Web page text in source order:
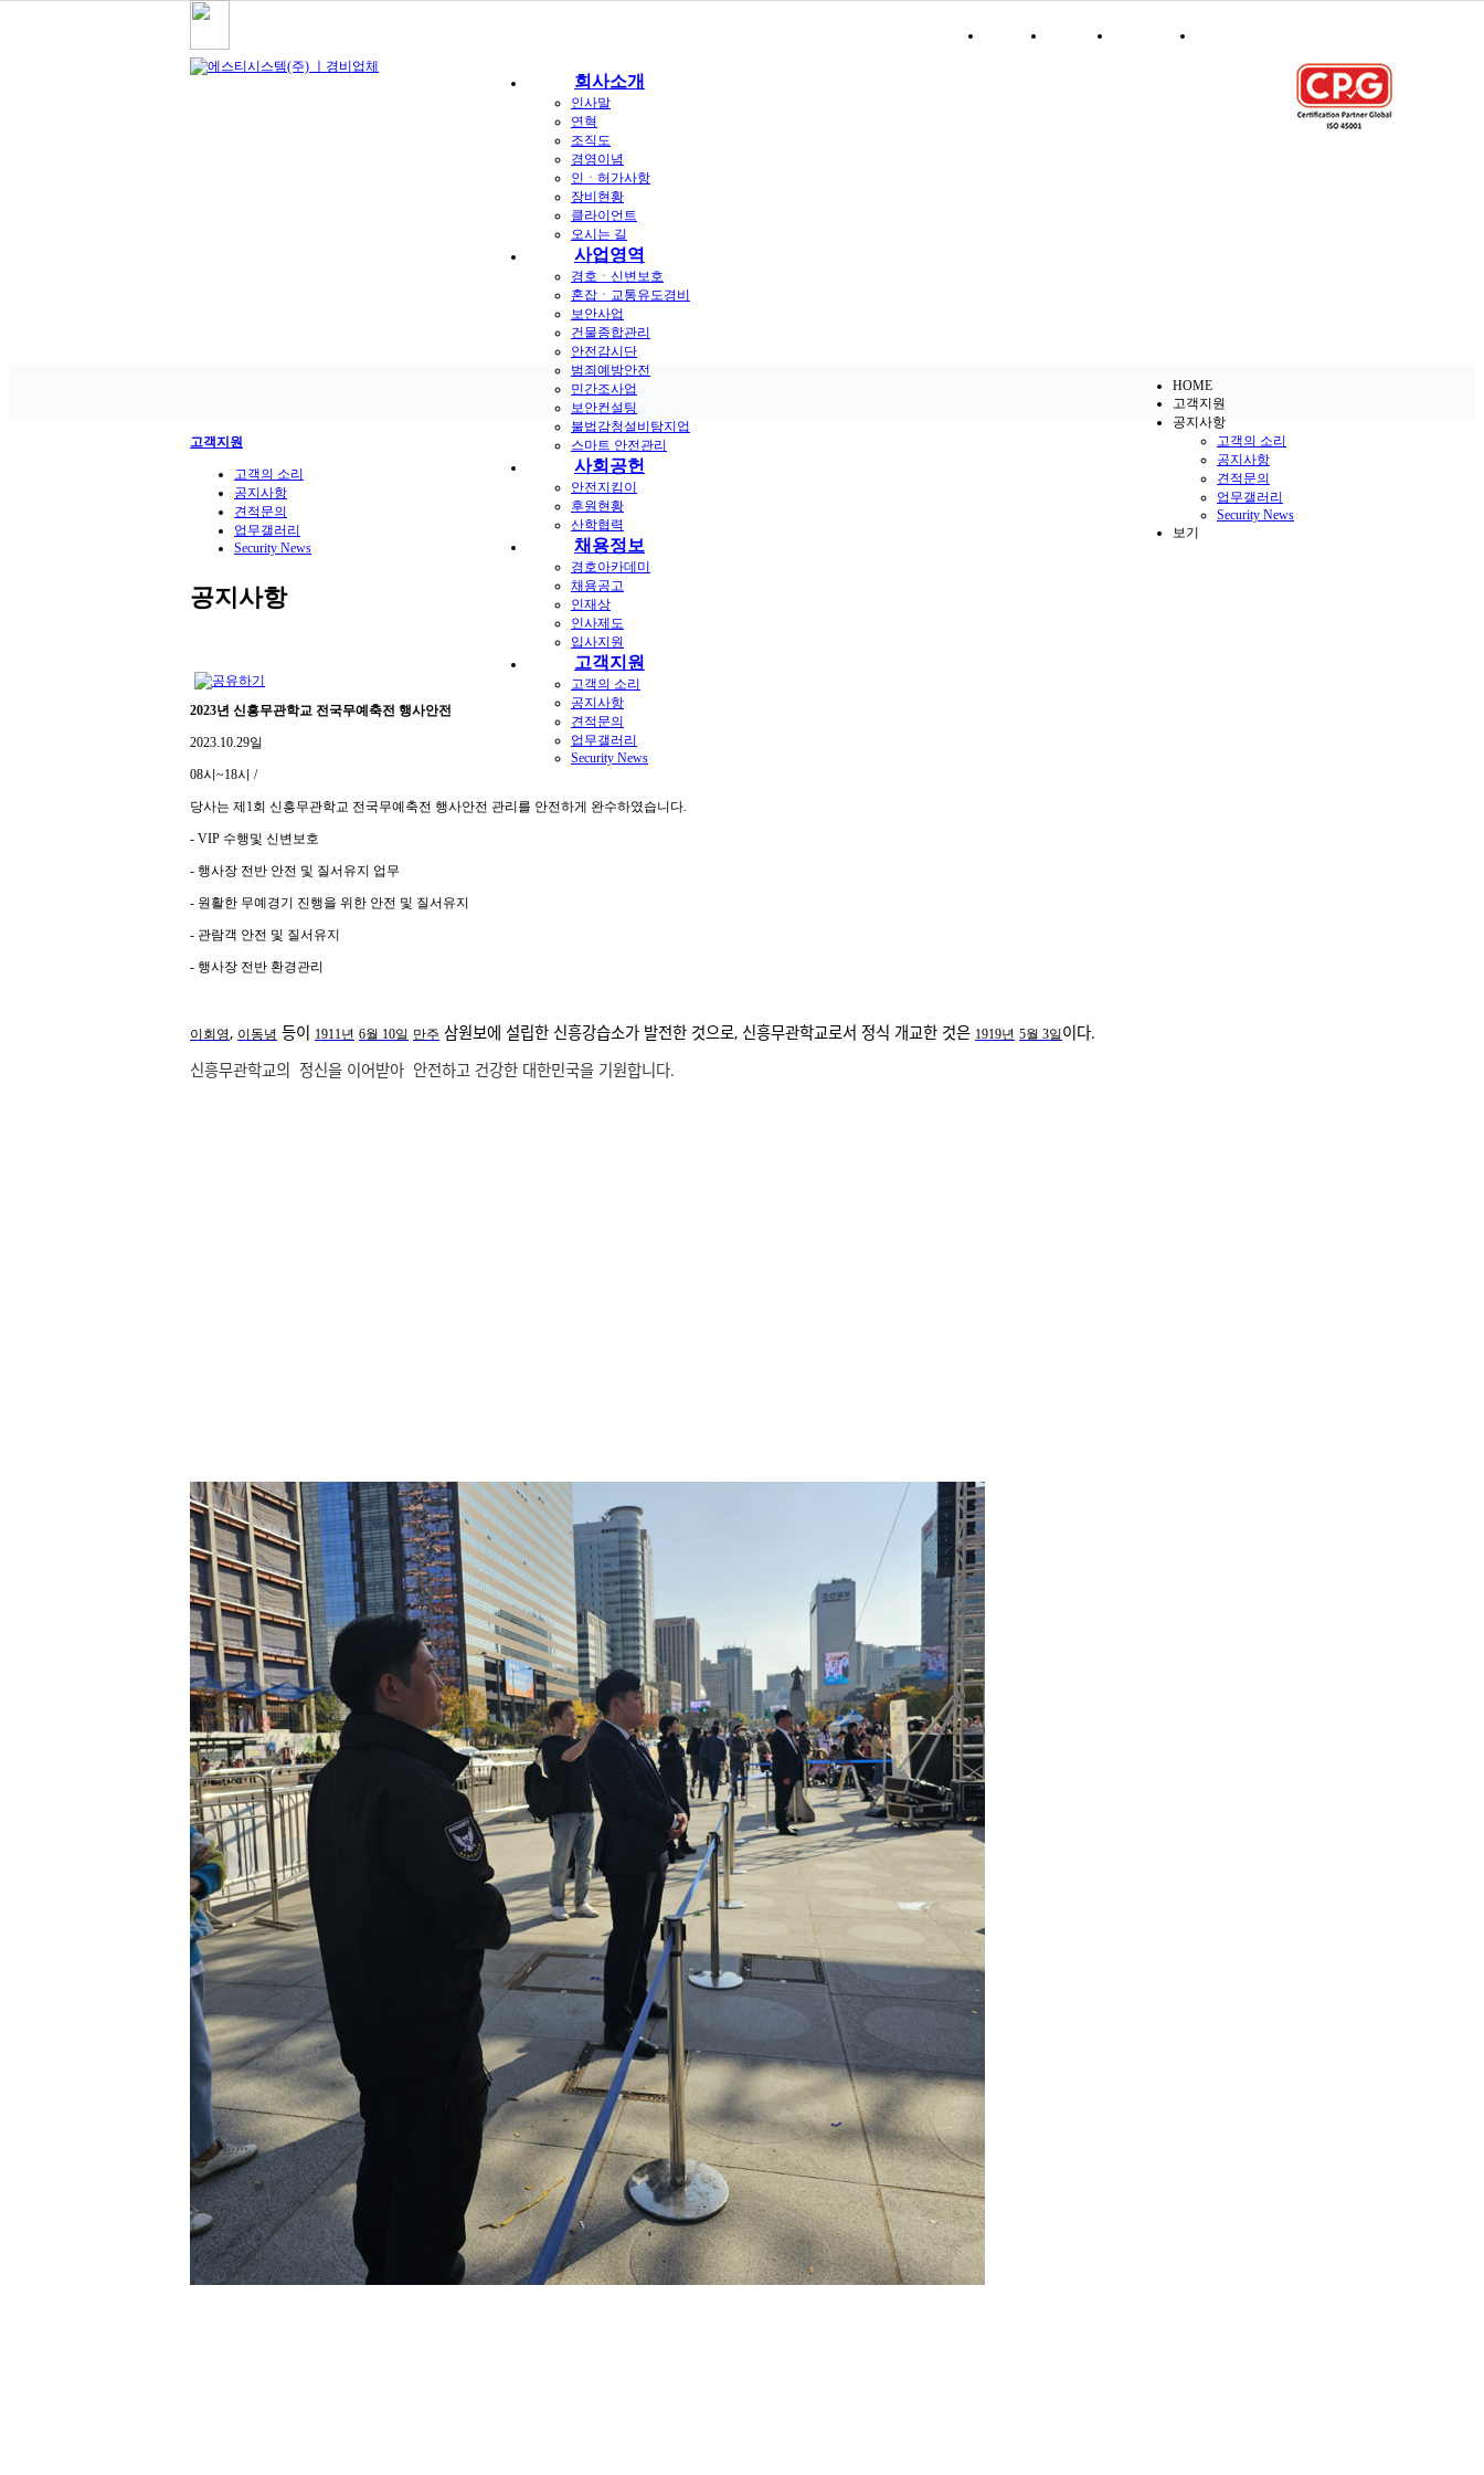
HOME LOGIN SITEMAP
회사소개
인사말
연혁
조직도
경영이념
인ㆍ허가사항
장비현황
클라이언트
오시는 길
사업영역
경호ㆍ신변보호
혼잡ㆍ교통유도경비
보안사업
건물종합관리
안전감시단
범죄예방안전
민간조사업
보안컨설팅
불법감청설비탐지업
스마트 안전관리
사회공헌
안전지킴이
후원현황
산학협력
채용정보
경호아카데미
채용공고
인재상
인사제도
입사지원
고객지원
고객의 소리
공지사항
견적문의
업무갤러리
Security News
기업을 한다는 건 자신의 철학을 삶으로 꽃피우는 것이다.
HOME
고객지원
공지사항
고객의 소리
공지사항
견적문의
업무갤러리
Security News
보기
고객지원
고객의 소리
공지사항
견적문의
업무갤러리
Security News
공지사항
2023년 신흥무관학교 전국무예축전 행사안전
2023.10.29일
08시~18시 /
당사는 제1회 신흥무관학교 전국무예축전 행사안전 관리를 안전하게 완수하였습니다.
- VIP 수행및 신변보호
- 행사장 전반 안전 및 질서유지 업무
- 원활한 무예경기 진행을 위한 안전 및 질서유지
- 관람객 안전 및 질서유지
- 행사장 전반 환경관리
이회영, 이동녕 등이 1911년 6월 10일 만주 삼원보에 설립한 신흥강습소가 발전한 것으로, 신흥무관학교로서 정식 개교한 것은 1919년 5월 3일 이다.
신흥무관학교의 정신을 이어받아 안전하고 건강한 대한민국을 기원합니다.